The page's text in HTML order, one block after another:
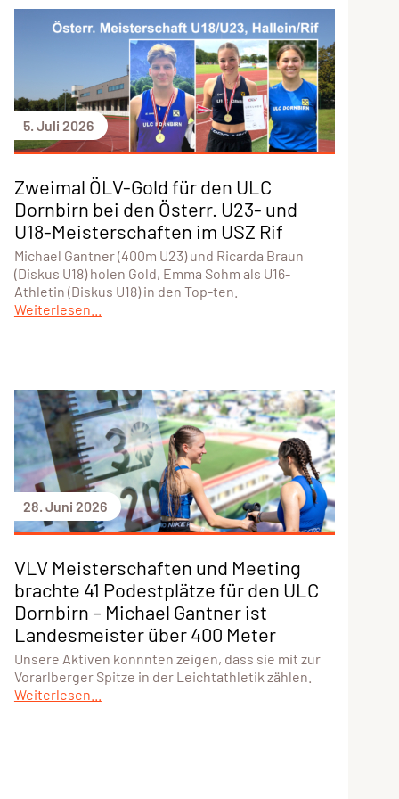
5. Juli 2026
Zweimal ÖLV-Gold für den ULC
Dornbirn bei den Österr. U23- und
U18-Meisterschaften im USZ Rif
Michael Gantner (400m U23) und Ricarda Braun
(Diskus U18) holen Gold, Emma Sohm als U16-
Athletin (Diskus U18) in den Top-ten.
Weiterlesen...
28. Juni 2026
VLV Meisterschaften und Meeting
brachte 41 Podestplätze für den ULC
Dornbirn – Michael Gantner ist
Landesmeister über 400 Meter
Unsere Aktiven konnnten zeigen, dass sie mit zur
Vorarlberger Spitze in der Leichtathletik zählen.
Weiterlesen...